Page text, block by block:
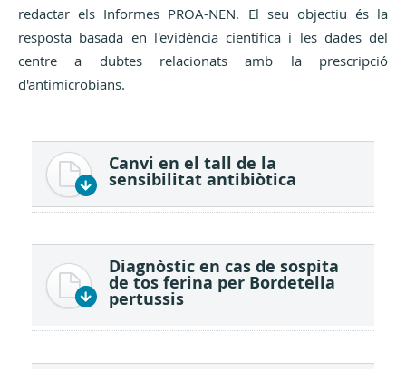
redactar els Informes PROA-NEN. El seu objectiu és la
resposta basada en l'evidència científica i les dades del
centre a dubtes relacionats amb la prescripció
d'antimicrobians.
Canvi en el tall de la
sensibilitat antibiòtica
Diagnòstic en cas de sospita
de tos ferina per Bordetella
pertussis